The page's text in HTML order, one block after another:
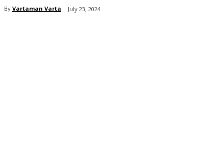
By Vartaman Varta July 23, 2024